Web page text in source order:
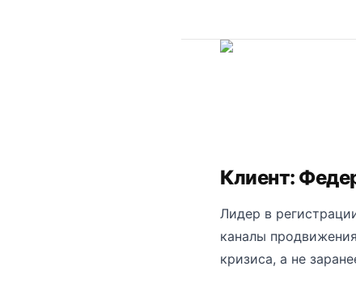
Клиент:
Лидер в
каналы
кризиса, а не